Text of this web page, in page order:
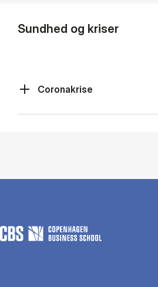
Sundhed og kriser
Coronakrise